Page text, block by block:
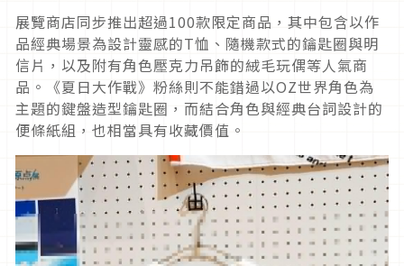
展覽商店同步推出超過100款限定商品，其中包含以作
品經典場景為設計靈感的T恤、隨機款式的鑰匙圈與明
信片，以及附有角色壓克力吊飾的絨毛玩偶等人氣商
品。《夏日大作戰》粉絲則不能錯過以OZ世界角色為
主題的鍵盤造型鑰匙圈，而結合角色與經典台詞設計的
便條紙組，也相當具有收藏價值。